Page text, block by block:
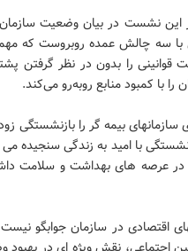
نشست در بیان وضعیت سازمان
با سه چالش عمده روبروست که
را بدون در نظر گرفتن
با کمبود منابع روبه‌رو می‌کند.
بیمه گر را بازنشستگی
با امید به زندگی سنجیده می
در عرصه های بهداشت و سلامت
اقتصادی در سازمان جوابگو